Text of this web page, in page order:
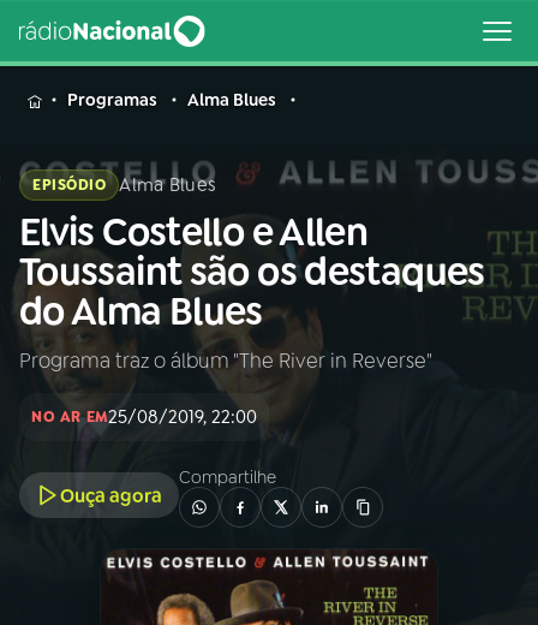
MENU
Buscar
na
Rádio
Nacional
Buscar
AO VIVO
01 INÍCIO
02A RÁDIO
PROGRAMAÇÃO
Programas Alma Blues
EPISÓDIO Alma Blues
Elvis Costello e Allen
Toussaint são os destaques
do Alma Blues
Programa traz o álbum "The River in Reverse"
NO AR EM25/08/2019, 22:00
Ouça agora
Compartilhe